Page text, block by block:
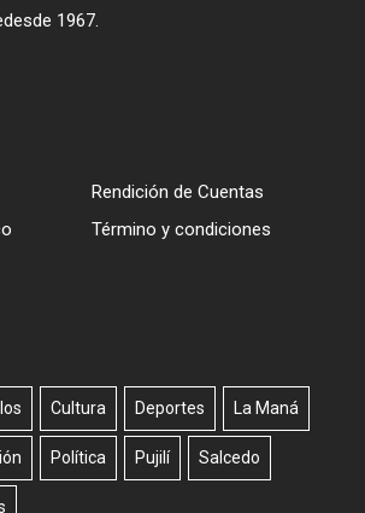
1967.
Rendición de Cuentas
Término y condiciones
Cultura Deportes La Maná
Política Pujilí Salcedo